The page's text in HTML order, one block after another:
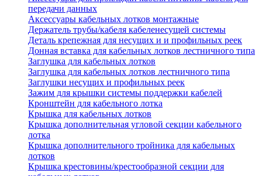
передачи данных
Аксессуары кабельных лотков монтажные
Держатель трубы/кабеля кабеленесущей системы
Деталь крепежная для несущих и и профильных реек
Донная вставка для кабельных лотков лестничного типа
Заглушка для кабельных лотков
Заглушка для кабельных лотков лестничного типа
Заглушки несущих и профильных реек
Зажим для крышки системы поддержки кабелей
Кронштейн для кабельного лотка
Крышка для кабельных лотков
Крышка дополнительная угловой секции кабельного
лотка
Крышка дополнительного тройника для кабельных
лотков
Крышка крестовины/крестообразной секции для